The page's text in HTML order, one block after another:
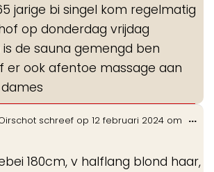
jarige bi singel kom regelmatig
op donderdag vrijdag
de sauna gemengd ben
er ook afentoe massage aan
schreef op 12 februari 2024 om
180cm, v halflang blond haar,
...